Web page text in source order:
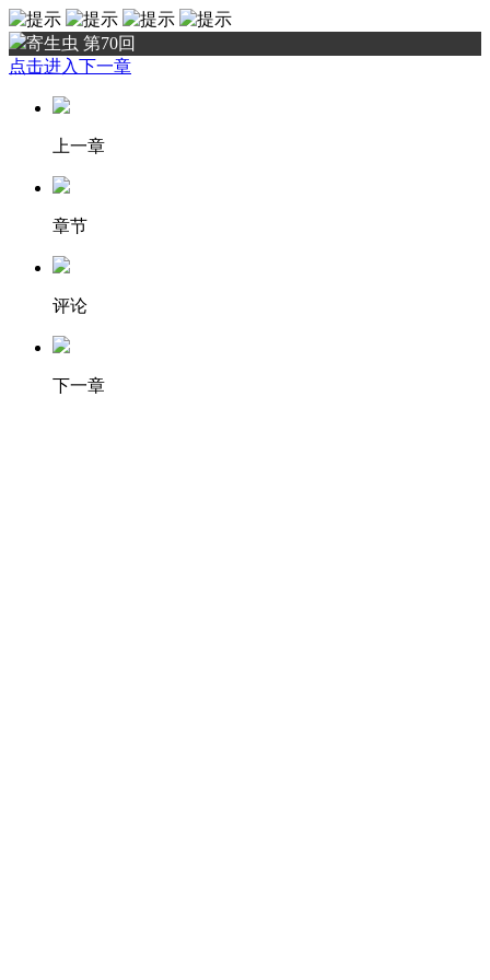
寄生虫 第70回
点击进入下一章
上一章
章节
评论
下一章